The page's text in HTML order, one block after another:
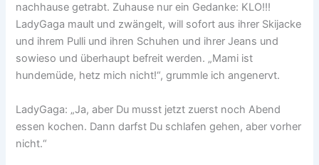
nachhause getrabt. Zuhause nur ein Gedanke: KLO!!!
LadyGaga mault und zwängelt, will sofort aus ihrer Skijacke
und ihrem Pulli und ihren Schuhen und ihrer Jeans und
sowieso und überhaupt befreit werden. „Mami ist
hundemüde, hetz mich nicht!“, grummle ich angenervt.
LadyGaga: „Ja, aber Du musst jetzt zuerst noch Abend
essen kochen. Dann darfst Du schlafen gehen, aber vorher
nicht.“